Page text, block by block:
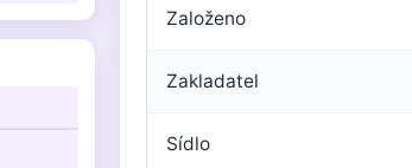
Založeno
Zakladatel
Sídlo